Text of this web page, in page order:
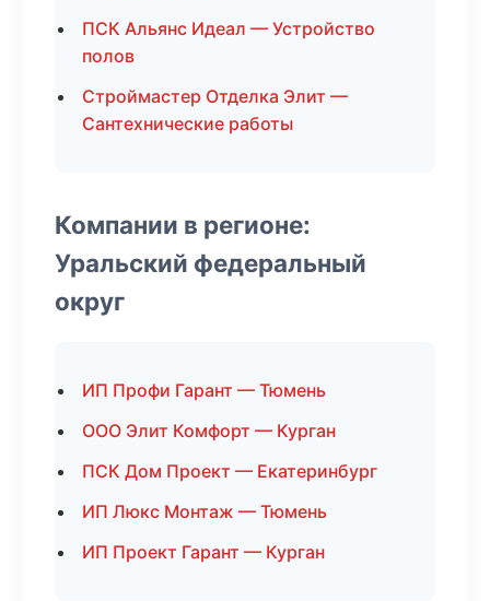
ПСК Альянс Идеал — Устройство
полов
Строймастер Отделка Элит —
Сантехнические работы
Компании в регионе:
Уральский федеральный
округ
ИП Профи Гарант — Тюмень
ООО Элит Комфорт — Курган
ПСК Дом Проект — Екатеринбург
ИП Люкс Монтаж — Тюмень
ИП Проект Гарант — Курган